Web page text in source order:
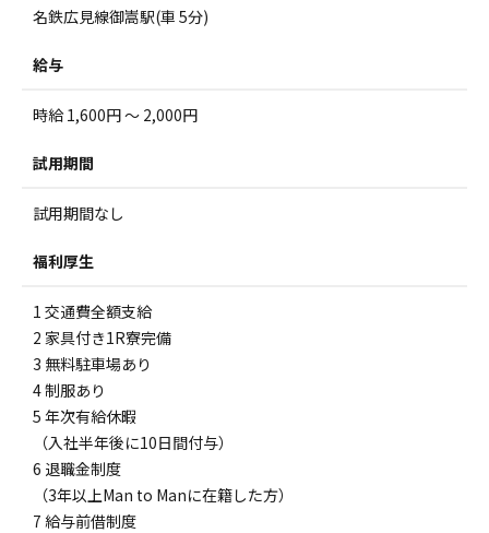
名鉄広見線御嵩駅(車 5分)
給与
時給 1,600円 ～ 2,000円
試用期間
試用期間なし
福利厚生
1 交通費全額支給
2 家具付き1R寮完備
3 無料駐車場あり
4 制服あり
5 年次有給休暇
（入社半年後に10日間付与）
6 退職金制度
（3年以上Man to Manに在籍した方）
7 給与前借制度